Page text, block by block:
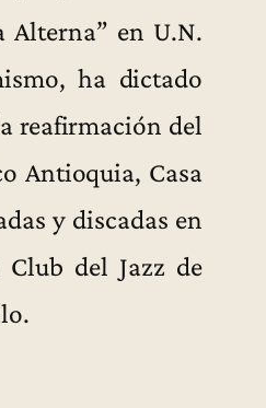
en U.N.
ha dictado
reafirmación del
Antioquia, Casa
y discadas en
del Jazz de